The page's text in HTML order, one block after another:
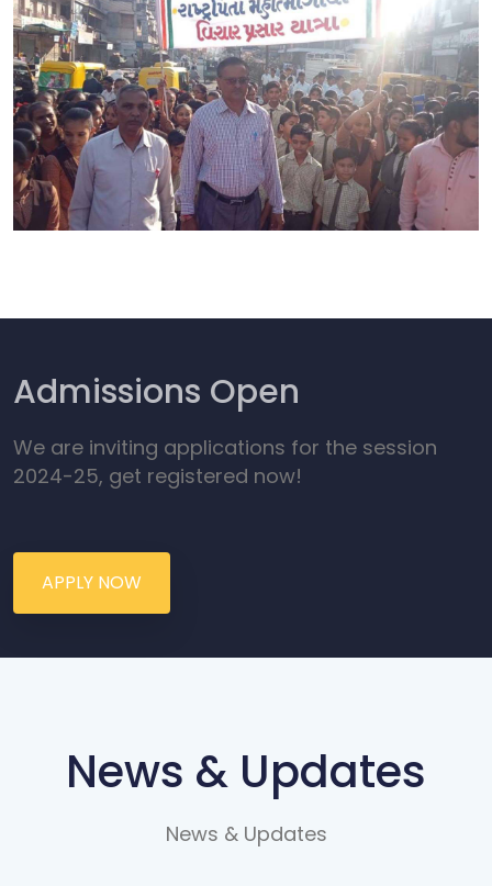
Admissions Open
We are inviting applications for the session
2024-25, get registered now!
APPLY NOW
News & Updates
News & Updates